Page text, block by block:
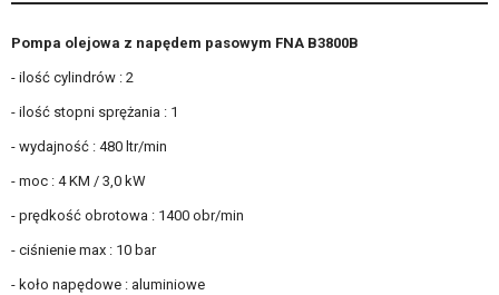
Pompa olejowa z napędem pasowym FNA B3800B
- ilość cylindrów : 2
- ilość stopni sprężania : 1
- wydajność : 480 ltr/min
- moc : 4 KM / 3,0 kW
- prędkość obrotowa : 1400 obr/min
- ciśnienie max : 10 bar
- koło napędowe : aluminiowe